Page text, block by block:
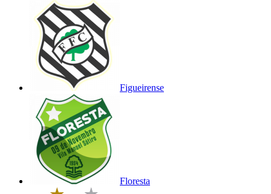
Figueirense
Floresta